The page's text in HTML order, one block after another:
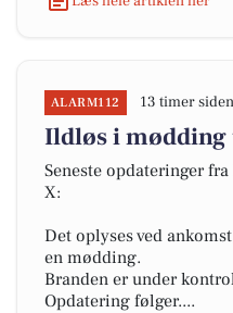
ALARM112 13 timer siden
Ildløs i
Seneste opdateringer
X:
Det oplyses ved
en mødding.
Branden er under
Opdatering følger....